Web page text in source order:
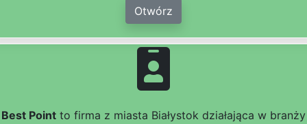
Otwórz
Best Point to firma z miasta Białystok działająca w branży